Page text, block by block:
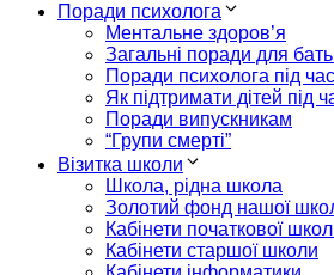
Поради психолога
Ментальне здоров’я
Загальні поради для
Поради психолога під
Як підтримати дітей під
Поради випускникам
“Групи смерті”
Візитка школи
Школа, рідна школа
Золотий фонд нашої
Кабінети початкової
Кабінети старшої школи